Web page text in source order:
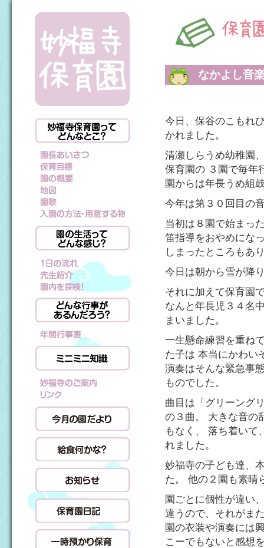
なかよし音
今日、保谷のこもれ
かれました。
清瀬しらうめ幼稚園
保育園の ３園で毎年
園からは年長うめ組
今年は第３０回目の
当初は８園で始まっ
笛指導をおやめにな
しまったところもあ
今日は朝から雪が降
それに加えて保育園
なんと年長児３４名
まいました。
一生懸命練習を重ね
た子は 本当にかわい
演奏はそんな緊急事
ものでした。
曲目は「グリーング
の３曲。 大きな音の
もなく、 落ち着いて
れました。
妙福寺の子ども達、
た。 他の２園も素晴
園ごとに個性が違い
違うので、それがま
園の衣装や演奏には
こーでもないと感想